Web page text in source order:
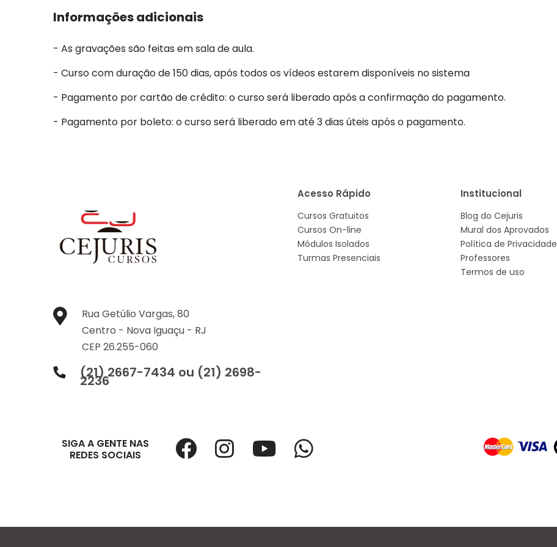
Informações adicionais
- As gravações são feitas em sala de aula.
- Curso com duração de 150 dias, após todos os vídeos estarem disponíveis no sistema
- Pagamento por cartão de crédito: o curso será liberado após a confirmação do pagamento.
- Pagamento por boleto: o curso será liberado em até 3 dias úteis após o pagamento.
Rua Getúlio Vargas, 80
Centro - Nova Iguaçu - RJ
CEP 26.255-060
(21) 2667-7434 ou (21) 2698-
2236
Acesso Rápido
Cursos Gratuitos
Cursos On-line
Módulos Isolados
Turmas Presenciais
Institucional
Blog do Cejuris
Mural dos Aprovados
Política de Privacidade
Professores
Termos de uso
SIGA A GENTE NAS
REDES SOCIAIS